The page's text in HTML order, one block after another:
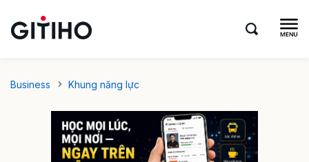
Business Khung năng lực